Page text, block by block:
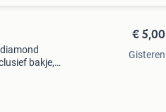
bakje,
€ 5,00
Gisteren